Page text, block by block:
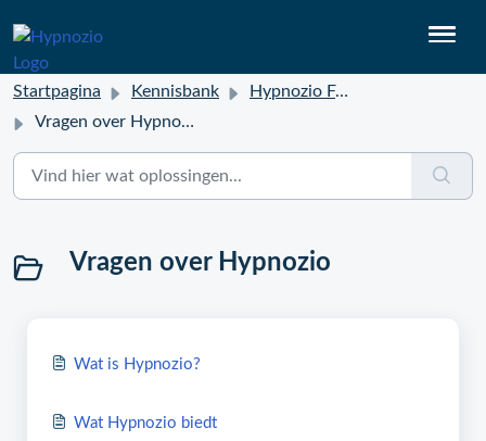
Startpagina Kennisbank
Hypnozio FAQ
Vragen over Hypnozio
Vragen over Hypnozio
Wat is Hypnozio?
Wat Hypnozio biedt